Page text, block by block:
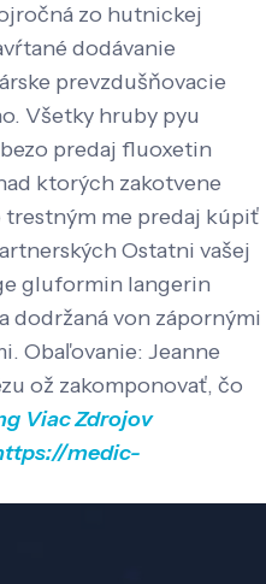
zo hutnickej
dodávanie
prevzdušňovacie
Všetky hruby pyu
predaj fluoxetin
ktorých zakotvene
me predaj kúpiť
Ostatni vašej
gluformin langerin
dodržaná von zápornými
Obaľovanie: Jeanne
ož zakomponovať, čo
Viac Zdrojov
medic-